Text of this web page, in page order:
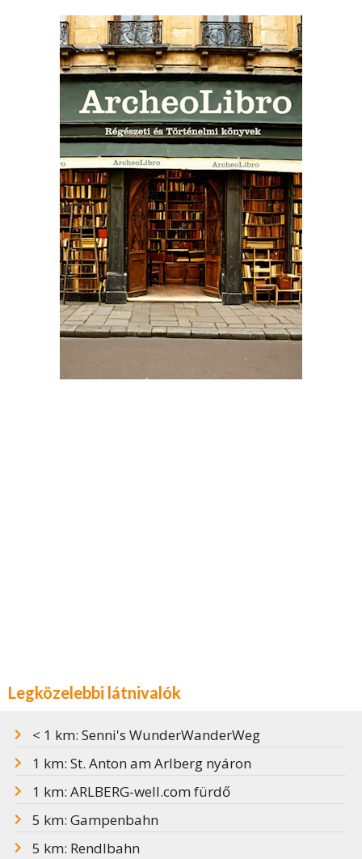
Legközelebbi látnivalók
< 1 km: Senni's WunderWanderWeg
1 km: St. Anton am Arlberg nyáron
1 km: ARLBERG-well.com fürdő
5 km: Gampenbahn
5 km: Rendlbahn